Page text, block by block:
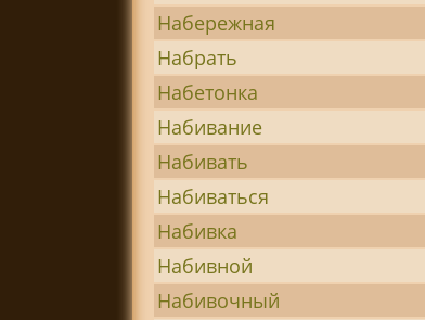
Набережная
Набрать
Набетонка
Набивание
Набивать
Набиваться
Набивка
Набивной
Набивочный